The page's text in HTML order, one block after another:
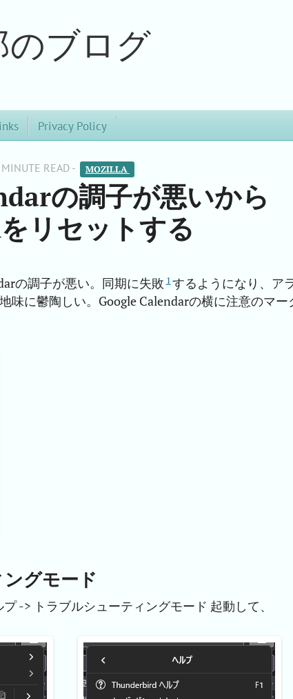
のブログ
Privacy Policy
READ - MOZILLA
の調子が悪いから
リセットする
の調子が悪い。同期に失敗 1するようになり、ア
味に鬱陶しい。Google Calendarの横に注意のマ
グモード
-> トラブルシューティングモード 起動して、